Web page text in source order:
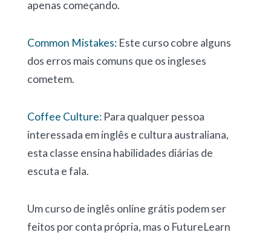
apenas começando.
Common Mistakes:Este curso cobre alguns
dos erros mais comuns que os ingleses
cometem.
Coffee Culture:Para qualquer pessoa
interessada em inglês e cultura australiana,
esta classe ensina habilidades diárias de
escuta e fala.
Um curso de inglês online grátis podem ser
feitos por conta própria, mas o FutureLearn